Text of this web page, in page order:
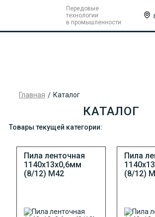
Передовые
технологии
в промышленности
Главная Каталог
КАТАЛОГ
Товары текущей категории:
Пила ленточная
1140х13х0,6мм
(8/12) М42
Пила
(8/12)